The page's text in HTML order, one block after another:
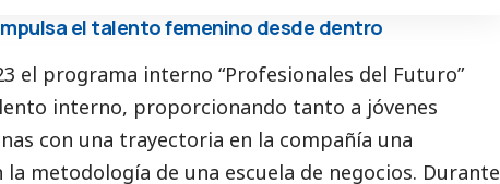
el talento femenino desde dentro
el programa interno “Profesionales del Futuro”
interno, proporcionando tanto a jóvenes
con una trayectoria en la compañía una
metodología de una escuela de negocios. Durante